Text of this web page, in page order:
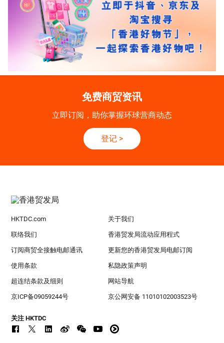
免费商贸资讯
立即订阅，助你掌握环球营商动态
登记 >
HKTDC.com 关于我们
联络我们 香港贸发局流动应用程式
订阅商贸全接触电邮通讯 更新您的香港贸发局电邮订阅
使用条款 私隐政策声明
超连结条款及细则 网站导航
京ICP备09059244号 京公网安备 11010102003523号
关注 HKTDC